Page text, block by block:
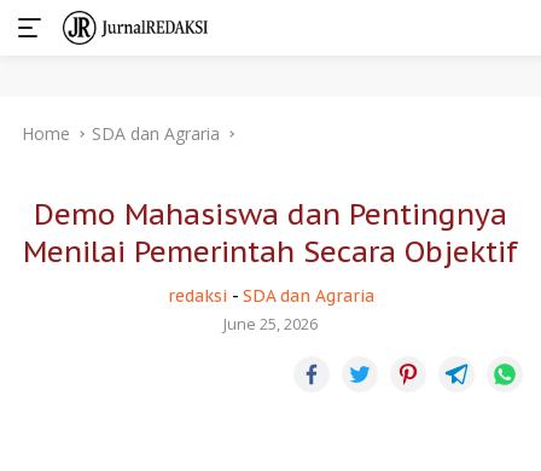
Home SDA dan Agraria
Demo Mahasiswa dan Pentingnya
Menilai Pemerintah Secara Objektif
redaksi - SDA dan Agraria
June 25, 2026